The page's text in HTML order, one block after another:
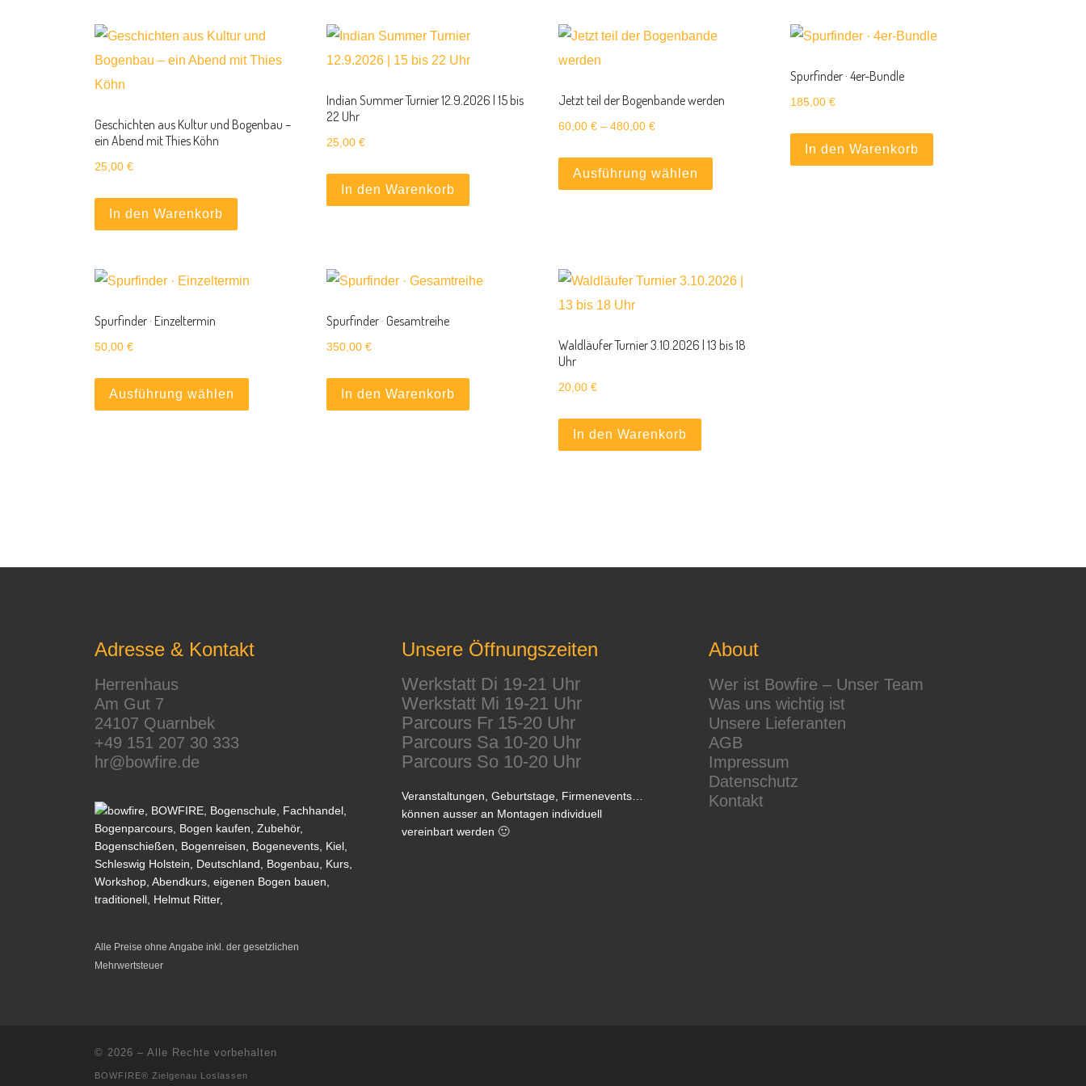
Geschichten aus Kultur und Bogenbau –
ein Abend mit Thies Köhn
25,00 €
In den Warenkorb
Indian Summer Turnier 12.9.2026 | 15 bis
22 Uhr
25,00 €
In den Warenkorb
Jetzt teil der Bogenbande werden
60,00 € – 480,00 €Preisspanne: 60,00 € bis 480,00 €
Ausführung wählen
Dieses Produkt weist mehrere Varianten auf. Die Optionen
Spurfinder · 4er-Bundle
185,00 €
In den Warenkorb
Spurfinder · Einzeltermin
50,00 €
Ausführung wählen
Dieses Produkt weist mehrere Varianten auf. Die Optionen können auf der Produktseite gewählt werden
Spurfinder · Gesamtreihe
350,00 €
In den Warenkorb
Waldläufer Turnier 3.10.2026 | 13 bis 18
Uhr
20,00 €
In den Warenkorb
Adresse & Kontakt
Herrenhaus
Am Gut 7
24107 Quarnbek
+49 151 207 30 333
hr@bowfire.de
Alle Preise ohne Angabe inkl. der gesetzlichen
Mehrwertsteuer
Unsere Öffnungszeiten
Werkstatt Di 19-21 Uhr
Werkstatt Mi 19-21 Uhr
Parcours Fr 15-20 Uhr
Parcours Sa 10-20 Uhr
Parcours So 10-20 Uhr
Veranstaltungen, Geburtstage, Firmenevents…
können ausser an Montagen individuell
vereinbart werden 🙂
About
Wer ist Bowfire – Unser Team
Was uns wichtig ist
Unsere Lieferanten
AGB
Impressum
Datenschutz
Kontakt
© 2026 – Alle Rechte vorbehalten
BOWFIRE® Zielgenau Loslassen